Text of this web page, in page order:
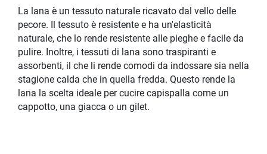
La lana è un tessuto naturale ricavato dal vello delle
pecore. Il tessuto è resistente e ha un'elasticità
naturale, che lo rende resistente alle pieghe e facile da
pulire. Inoltre, i tessuti di lana sono traspiranti e
assorbenti, il che li rende comodi da indossare sia nella
stagione calda che in quella fredda. Questo rende la
lana la scelta ideale per cucire capispalla come un
cappotto, una giacca o un gilet.